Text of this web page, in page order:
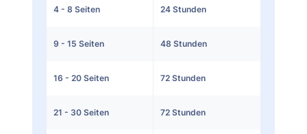
4 - 8 Seiten 24 Stunden
9 - 15 Seiten 48 Stunden
16 - 20 Seiten 72 Stunden
21 - 30 Seiten 72 Stunden